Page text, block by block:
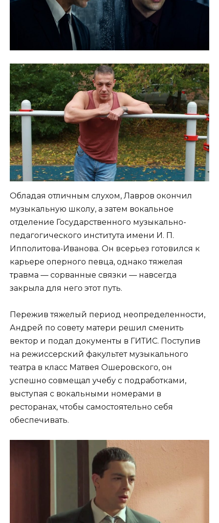
Обладая отличным слухом, Лавров окончил
музыкальную школу, а затем вокальное
отделение Государственного музыкально-
педагогического института имени И. П.
Ипполитова-Иванова. Он всерьез готовился к
карьере оперного певца, однако тяжелая
травма — сорванные связки — навсегда
закрыла для него этот путь.
Пережив тяжелый период неопределенности,
Андрей по совету матери решил сменить
вектор и подал документы в ГИТИС. Поступив
на режиссерский факультет музыкального
театра в класс Матвея Ошеровского, он
успешно совмещал учебу с подработками,
выступая с вокальными номерами в
ресторанах, чтобы самостоятельно себя
обеспечивать.